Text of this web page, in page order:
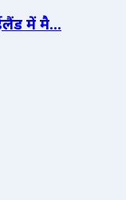
में मै...